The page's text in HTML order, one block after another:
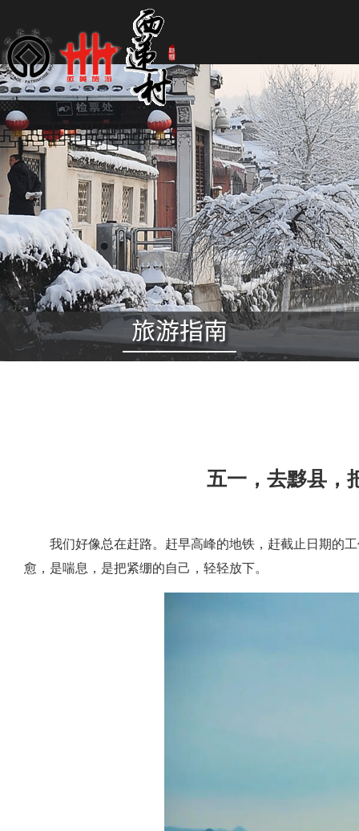
五一，去黟县，
我们好像总在赶路。赶早高峰的地铁，赶截止日期的工
愈，是喘息，是把紧绷的自己，轻轻放下。